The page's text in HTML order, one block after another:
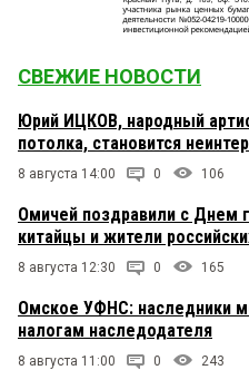
СВЕЖИЕ НОВОСТИ
Юрий ИЦКОВ, народный
потолка, становится
8 августа 14:00 0 106
Омичей поздравили с Днем
китайцы и жители
8 августа 12:30 0 165
Омское УФНС: наследники
налогам наследодателя
8 августа 11:00 0 243